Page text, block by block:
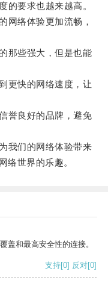
要求也越来越高。
络体验更加流畅，
些强大，但是也能
快的网络速度，让
良好的品牌，避免
们的网络体验带来
络世界的乐趣。
盖和最高安全性的连接。
支持[0] 反对[0]